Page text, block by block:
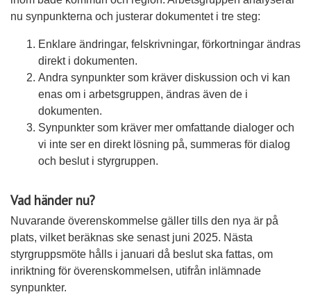
nu synpunkterna och justerar dokumentet i tre steg:
Enklare ändringar, felskrivningar, förkortningar ändras
direkt i dokumenten.
Andra synpunkter som kräver diskussion och vi kan
enas om i arbetsgruppen, ändras även de i
dokumenten.
Synpunkter som kräver mer omfattande dialoger och
vi inte ser en direkt lösning på, summeras för dialog
och beslut i styrgruppen.
Vad händer nu?
Nuvarande överenskommelse gäller tills den nya är på
plats, vilket beräknas ske senast juni 2025. Nästa
styrgruppsmöte hålls i januari då beslut ska fattas, om
inriktning för överenskommelsen, utifrån inlämnade
synpunkter.